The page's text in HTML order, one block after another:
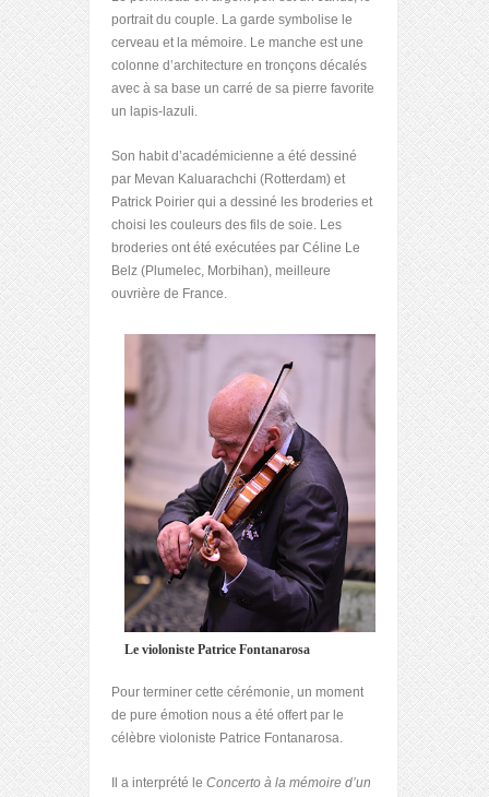
portrait du couple. La garde symbolise le
cerveau et la mémoire. Le manche est une
colonne d’architecture en tronçons décalés
avec à sa base un carré de sa pierre favorite
un lapis-lazuli.
Son habit d’académicienne a été dessiné
par Mevan Kaluarachchi (Rotterdam) et
Patrick Poirier qui a dessiné les broderies et
choisi les couleurs des fils de soie. Les
broderies ont été exécutées par Céline Le
Belz (Plumelec, Morbihan), meilleure
ouvrière de France.
Le violoniste Patrice Fontanarosa
Pour terminer cette cérémonie, un moment
de pure émotion nous a été offert par le
célèbre violoniste Patrice Fontanarosa.
Il a interprété le Concerto à la mémoire d’un